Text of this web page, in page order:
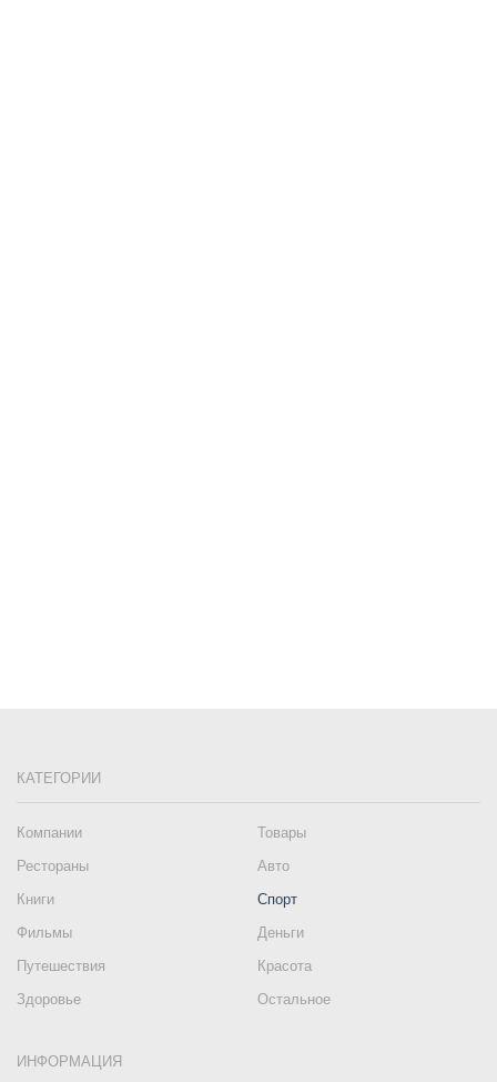
КАТЕГОРИИ
Компании
Товары
Рестораны
Авто
Книги
Спорт
Фильмы
Деньги
Путешествия
Красота
Здоровье
Остальное
ИНФОРМАЦИЯ